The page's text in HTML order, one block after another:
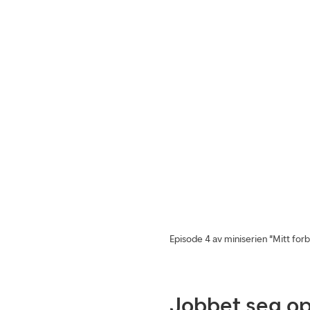
Episode 4 av miniserien "Mitt